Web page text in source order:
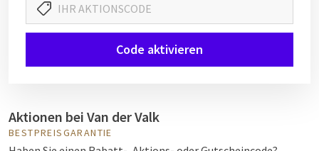
Code aktivieren
Aktionen bei Van der Valk
BESTPREISGARANTIE